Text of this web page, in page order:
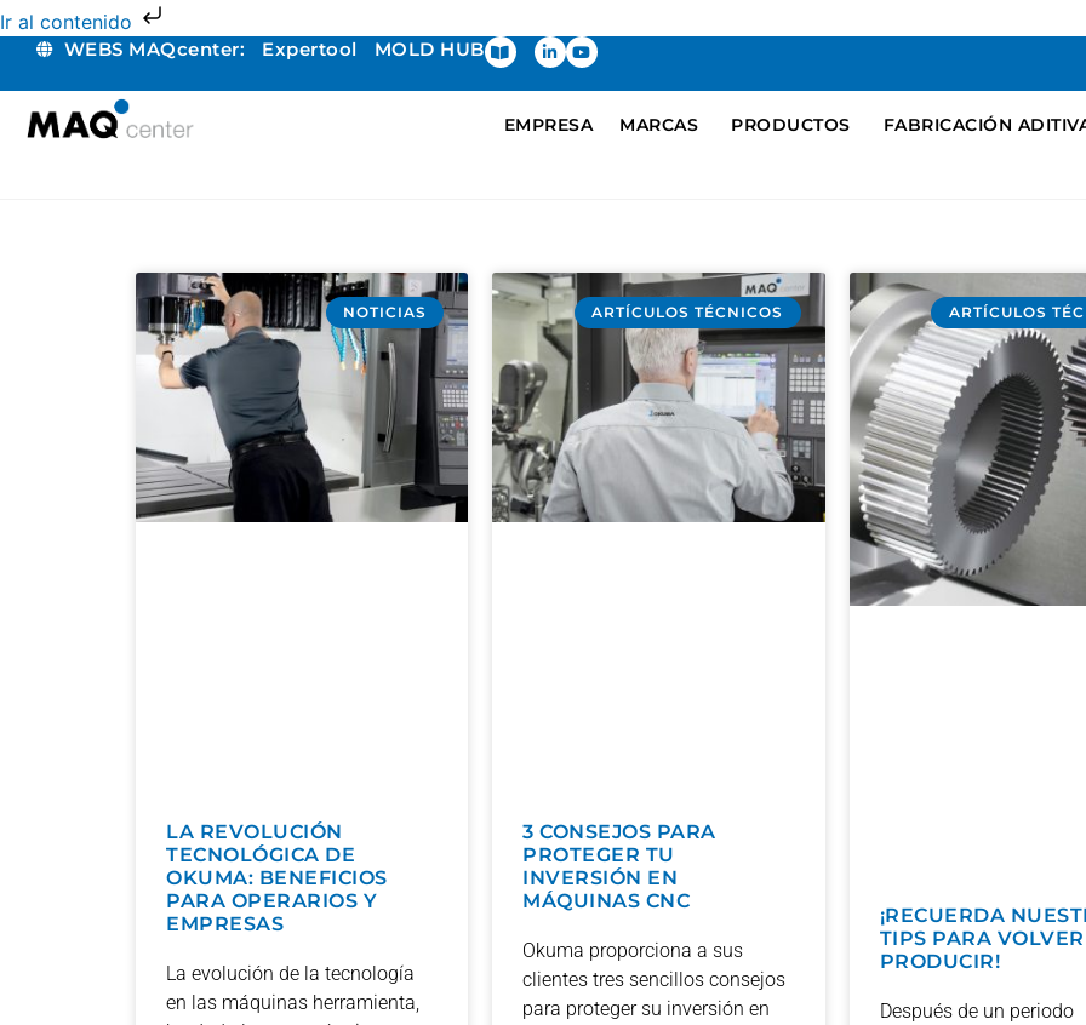
Ir al contenido
WEBS MAQcenter: Expertool MOLD HUB
EMPRESA MARCAS PRODUCTOS FABRICACIÓN
NOTICIAS
LA REVOLUCIÓN
TECNOLÓGICA DE
OKUMA: BENEFICIOS
PARA OPERARIOS Y
EMPRESAS
La evolución de la tecnología
en las máquinas herramienta,
ARTÍCULOS TÉCNICOS
3 CONSEJOS PARA
PROTEGER TU
INVERSIÓN EN
MÁQUINAS CNC
Okuma proporciona a sus
clientes tres sencillos consejos
para proteger su inversión en
ARTÍCULOS
¡RECUERDA
TIPS PARA
PRODUCIR!
Después de un periodo